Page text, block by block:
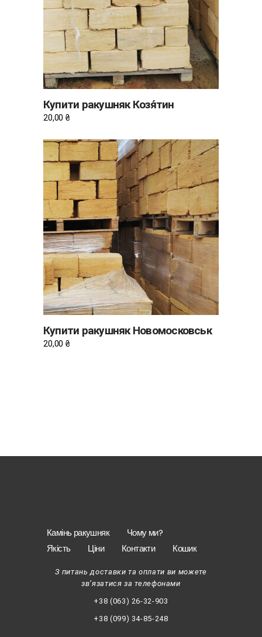
Купити ракушняк Козя́тин
20,00 ₴
ДОДАТИ В КОШИК
Купити ракушняк Новомосковськ
20,00 ₴
Камінь ракушняк
Чому ми?
Якість
Ціни Контакти Кошик
З питань доставки та оплати ви можете
зв’язатися за телефонами
+38 (063) 26-32-903
+38 (099) 34-85-248